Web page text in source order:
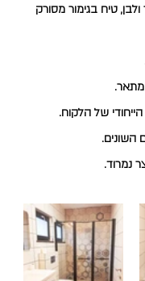
טיח בגימור מסורק
מתאר.
של הלקוח.
השונים.
נמרוד.